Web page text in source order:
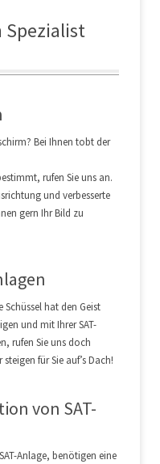
Spezialist
Bei Ihnen tobt der
rufen Sie uns an.
und verbesserte
gern Ihr Bild zu
hat den Geist
und mit Ihrer SAT-
rufen Sie uns doch
für Sie auf’s Dach!
von SAT-
Anlage, benötigen eine